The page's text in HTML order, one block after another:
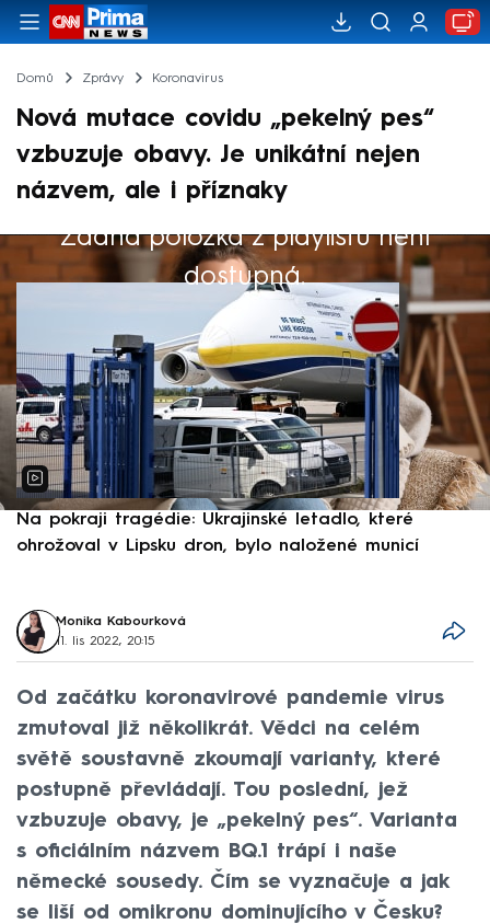
Domů Zprávy Koronavirus
Nová mutace covidu „pekelný pes“
vzbuzuje obavy. Je unikátní nejen
názvem, ale i příznaky
Žádná položka z playlistu není
dostupná.
Výběr redakce
Na pokraji tragédie: Ukrajinské letadlo, které
ohrožoval v Lipsku dron, bylo naložené municí
Monika Kabourková
11. lis 2022, 20:15
Od začátku koronavirové pandemie virus
zmutoval již několikrát. Vědci na celém
světě soustavně zkoumají varianty, které
postupně převládají. Tou poslední, jež
vzbuzuje obavy, je „pekelný pes“. Varianta
s oficiálním názvem BQ.1 trápí i naše
německé sousedy. Čím se vyznačuje a jak
se liší od omikronu dominujícího v Česku?